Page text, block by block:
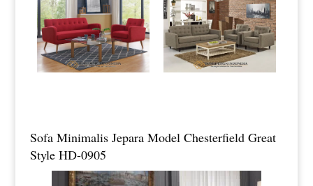
Sofa Minimalis Jepara Model Chesterfield Great
Style HD-0905